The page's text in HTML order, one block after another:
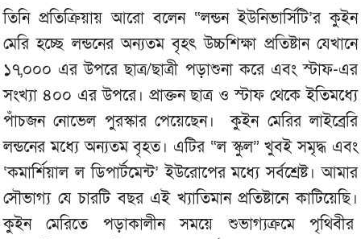
তিনি প্রতিক্রিয়ায় আরো বলেন “লন্ডন ইউনিভার্সিটি’র কুইন
মেরি হচ্ছে লন্ডনের অন্যতম বৃহৎ উচ্চশিক্ষা প্রতিষ্টান যেখানে
১৭,০০০ এর উপরে ছাত্র/ছাত্রী পড়াশুনা করে এবং স্টাফ-এর
সংখ্যা ৪০০ এর উপরে। প্রাক্তন ছাত্র ও স্টাফ থেকে ইতিমধ্যে
পাঁচজন নোভেল পুরস্কার পেয়েছেন। কুইন মেরির লাইব্রেরি
লন্ডনের মধ্যে অন্যতম বৃহত। এটির “ল স্কুল” খুবই সমৃদ্ধ এবং
‘কমার্শিয়াল ল ডিপার্টমেন্ট’ ইউরোপের মধ্যে সর্বশ্রেষ্ট। আমার
সৌভাগ্য যে চারটি বছর এই খ্যাতিমান প্রতিষ্টানে কাটিয়েছি।
কুইন মেরিতে পড়াকালীন সময়ে শুভাগ্যক্রমে পৃথিবীর